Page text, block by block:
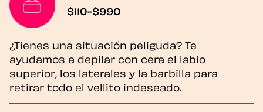
$110-$990
¿Tienes una situación peliguda? Te
ayudamos a depilar con cera el labio
superior, los laterales y la barbilla para
retirar todo el vellito indeseado.